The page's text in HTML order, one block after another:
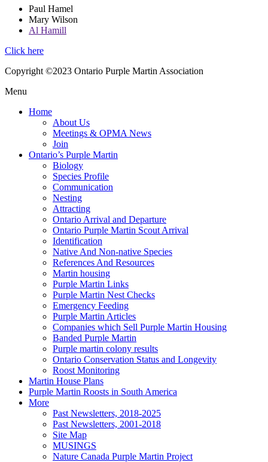
Paul Hamel
Mary Wilson
Al Hamill
Click here
Copyright ©2023 Ontario Purple Martin Association
Menu
Home
About Us
Meetings & OPMA News
Join
Ontario’s Purple Martin
Biology
Species Profile
Communication
Nesting
Attracting
Ontario Arrival and Departure
Ontario Purple Martin Scout Arrival
Identification
Native And Non-native Species
References And Resources
Martin housing
Purple Martin Links
Purple Martin Nest Checks
Emergency Feeding
Purple Martin Articles
Companies which Sell Purple Martin Housing
Banded Purple Martin
Purple martin colony results
Ontario Conservation Status and Longevity
Roost Monitoring
Martin House Plans
Purple Martin Roosts in South America
More
Past Newsletters, 2018-2025
Past Newsletters, 2001-2018
Site Map
MUSINGS
Nature Canada Purple Martin Project